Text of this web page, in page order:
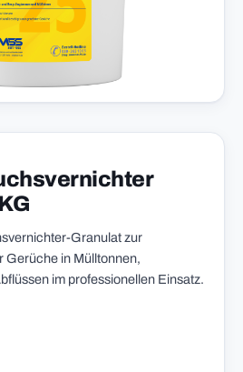
Granulat zur
Gerüche in Mülltonnen,
im professionellen Einsatz.